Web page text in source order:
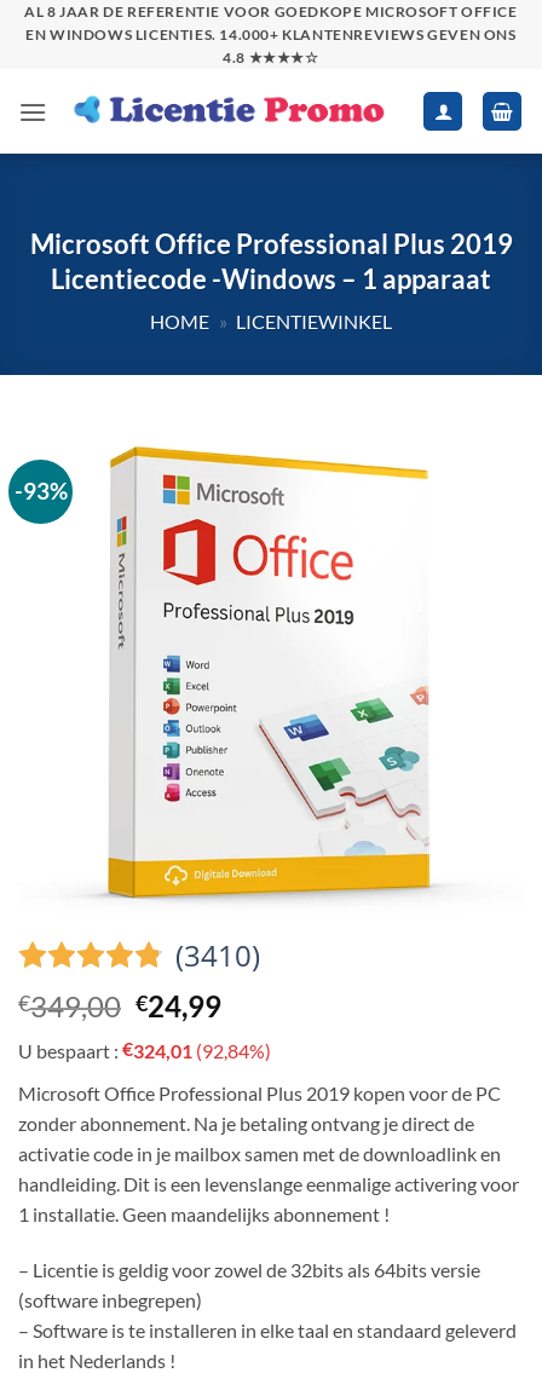
SkipAL 8 JAAR DE REFERENTIE VOOR GOEDKOPE MICROSOFT OFFICE
EN WINDOWS LICENTIES. 14.000+ KLANTENREVIEWS GEVEN ONS
4.8 ★★★★☆
Microsoft Office Professional Plus 2019
Licentiecode -Windows – 1 apparaat
HOME » LICENTIEWINKEL
-93%
(3410)
€349,00 Oorspronkelijke
prijs
was:
€349,00.
€24,99Huidige
prijs
is:
€24,99.
U bespaart : €324,01 (92,84%)
Microsoft Office Professional Plus 2019 kopen voor de PC
zonder abonnement. Na je betaling ontvang je direct de
activatie code in je mailbox samen met de downloadlink en
handleiding. Dit is een levenslange eenmalige activering voor
1 installatie. Geen maandelijks abonnement !
– Licentie is geldig voor zowel de 32bits als 64bits versie
(software inbegrepen)
– Software is te installeren in elke taal en standaard geleverd
in het Nederlands !